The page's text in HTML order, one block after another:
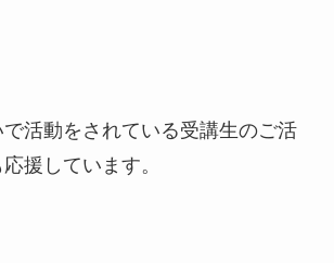
活動をされている受講生のご活
援しています。